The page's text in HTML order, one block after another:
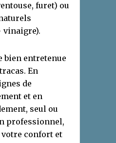
furet) ou
vinaigre).
bien entretenue
En
de
et en
seul ou
professionnel,
confort et